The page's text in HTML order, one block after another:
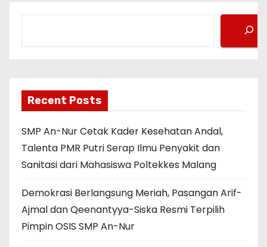
Recent Posts
SMP An-Nur Cetak Kader Kesehatan Andal,
Talenta PMR Putri Serap Ilmu Penyakit dan
Sanitasi dari Mahasiswa Poltekkes Malang
Demokrasi Berlangsung Meriah, Pasangan Arif-
Ajmal dan Qeenantyya-Siska Resmi Terpilih
Pimpin OSIS SMP An-Nur